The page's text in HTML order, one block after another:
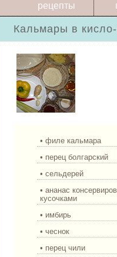
рецепты
Кальмары в
• филе кальмара
• перец болгарский
• сельдерей
• ананас
кусочками
• имбирь
• чеснок
• перец чили